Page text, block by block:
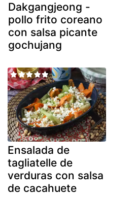
Dakgangjeong -
pollo frito coreano
con salsa picante
gochujang
Ensalada de
tagliatelle de
verduras con salsa
de cacahuete